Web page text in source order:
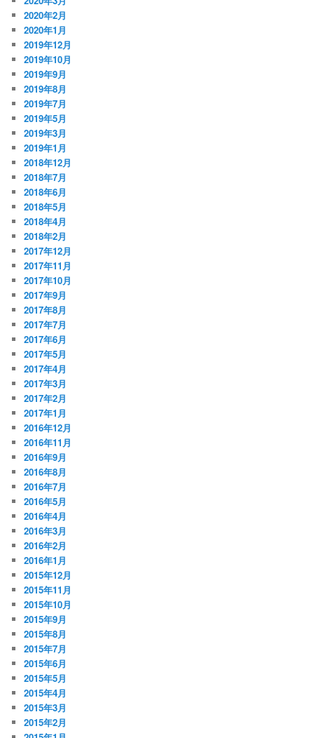
2020年2月
2020年1月
2019年12月
2019年10月
2019年9月
2019年8月
2019年7月
2019年5月
2019年3月
2019年1月
2018年12月
2018年7月
2018年6月
2018年5月
2018年4月
2018年2月
2017年12月
2017年11月
2017年10月
2017年9月
2017年8月
2017年7月
2017年6月
2017年5月
2017年4月
2017年3月
2017年2月
2017年1月
2016年12月
2016年11月
2016年9月
2016年8月
2016年7月
2016年5月
2016年4月
2016年3月
2016年2月
2016年1月
2015年12月
2015年11月
2015年10月
2015年9月
2015年8月
2015年7月
2015年6月
2015年5月
2015年4月
2015年3月
2015年2月